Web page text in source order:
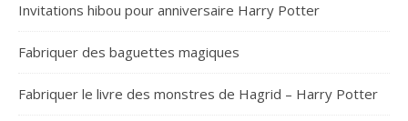
Invitations hibou pour anniversaire Harry Potter
Fabriquer des baguettes magiques
Fabriquer le livre des monstres de Hagrid – Harry Potter